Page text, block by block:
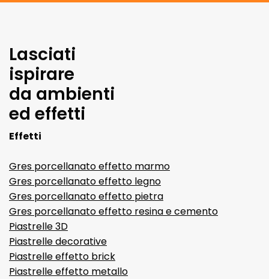
Lasciati
ispirare
da ambienti
ed effetti
Effetti
Gres porcellanato effetto marmo
Gres porcellanato effetto legno
Gres porcellanato effetto pietra
Gres porcellanato effetto resina e cemento
Piastrelle 3D
Piastrelle decorative
Piastrelle effetto brick
Piastrelle effetto metallo